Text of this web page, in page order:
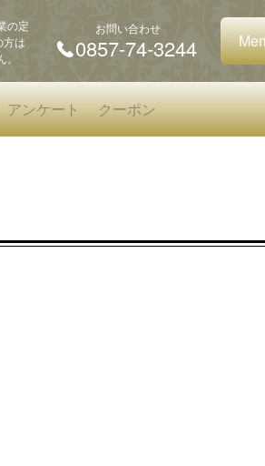
の定
方は
お問い合わせ
0857-74-3244
アンケート クーポン